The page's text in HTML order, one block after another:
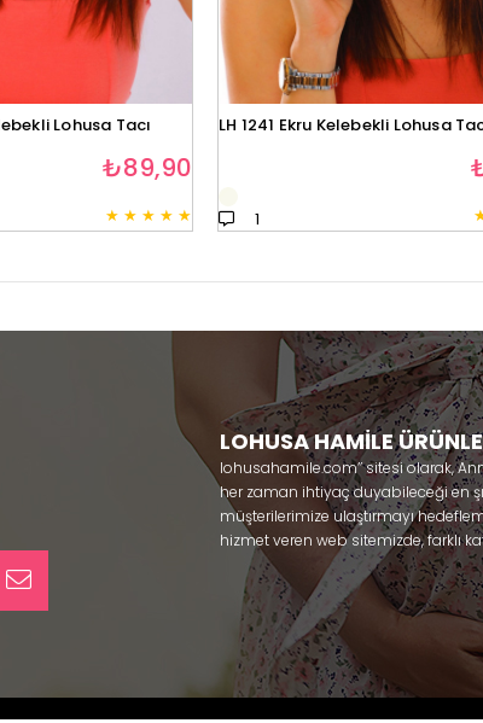
Lohusa Tacı
★ ★ ★ ★ ★
₺89,90
LH 1241 Ekru Kelebekli Lohusa
1
LOHUSA HAMİLE
lohusahamile.com’’ sitesi olarak,
her zaman ihtiyaç duyabileceği en
müşterilerimize ulaştırmayı
hizmet veren web sitemizde, farklı
ürünlerine sadece bir tık uzaklıkta
kullanabileceğiniz ürünler ile
olmaya çalışmaktayız.
lohusa sabahlık, hamile pijama,
taç ve terlik gibi ürünleri bir çok
yaparak güven içinde satın